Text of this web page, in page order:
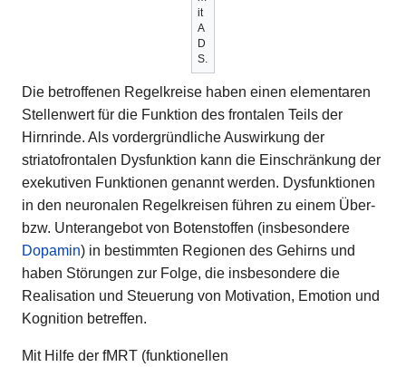
it
A
D
S.
Die betroffenen Regelkreise haben einen elementaren
Stellenwert für die Funktion des frontalen Teils der
Hirnrinde. Als vordergründliche Auswirkung der
striatofrontalen Dysfunktion kann die Einschränkung der
exekutiven Funktionen genannt werden. Dysfunktionen
in den neuronalen Regelkreisen führen zu einem Über-
bzw. Unterangebot von Botenstoffen (insbesondere
Dopamin) in bestimmten Regionen des Gehirns und
haben Störungen zur Folge, die insbesondere die
Realisation und Steuerung von Motivation, Emotion und
Kognition betreffen.
Mit Hilfe der fMRT (funktionellen